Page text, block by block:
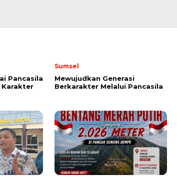
Pancasila
Karakter
Sumsel
Mewujudkan Generasi
Berkarakter Melalui Pancasila